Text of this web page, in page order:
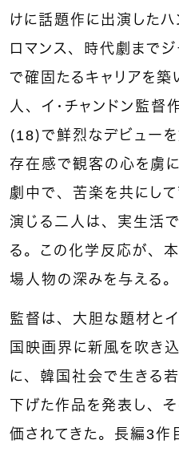
けに話題作に出演したハ
ロマンス、時代劇まで
で確固たるキャリアを築
人、イ・チャンドン監督
（18）で鮮烈なデビュー
存在感で観客の心を虜に
劇中で、苦楽を共にし
演じる二人は、実生活
る。この化学反応が、
場人物の深みを与える。
監督は、大胆な題材と
国映画界に新風を吹き込
に、韓国社会で生きる
下げた作品を発表し、
価されてきた。長編3作